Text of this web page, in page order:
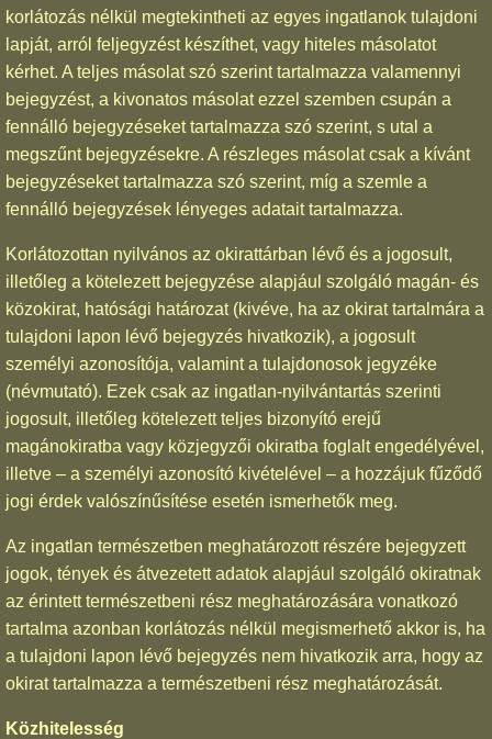
korlátozás nélkül megtekintheti az egyes ingatlanok tulajdoni
lapját, arról feljegyzést készíthet, vagy hiteles másolatot
kérhet. A teljes másolat szó szerint tartalmazza valamennyi
bejegyzést, a kivonatos másolat ezzel szemben csupán a
fennálló bejegyzéseket tartalmazza szó szerint, s utal a
megszűnt bejegyzésekre. A részleges másolat csak a kívánt
bejegyzéseket tartalmazza szó szerint, míg a szemle a
fennálló bejegyzések lényeges adatait tartalmazza.
Korlátozottan nyilvános az okirattárban lévő és a jogosult,
illetőleg a kötelezett bejegyzése alapjául szolgáló magán- és
közokirat, hatósági határozat (kivéve, ha az okirat tartalmára a
tulajdoni lapon lévő bejegyzés hivatkozik), a jogosult
személyi azonosítója, valamint a tulajdonosok jegyzéke
(névmutató). Ezek csak az ingatlan-nyilvántartás szerinti
jogosult, illetőleg kötelezett teljes bizonyító erejű
magánokiratba vagy közjegyzői okiratba foglalt engedélyével,
illetve – a személyi azonosító kivételével – a hozzájuk fűződő
jogi érdek valószínűsítése esetén ismerhetők meg.
Az ingatlan természetben meghatározott részére bejegyzett
jogok, tények és átvezetett adatok alapjául szolgáló okiratnak
az érintett természetbeni rész meghatározására vonatkozó
tartalma azonban korlátozás nélkül megismerhető akkor is, ha
a tulajdoni lapon lévő bejegyzés nem hivatkozik arra, hogy az
okirat tartalmazza a természetbeni rész meghatározását.
Közhitelesség